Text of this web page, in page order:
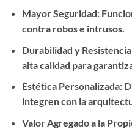
Mayor Seguridad:
contra robos e intrusos.
Durabilidad y
alta calidad para
Estética Personalizada:
integren con la
Valor Agregado a la